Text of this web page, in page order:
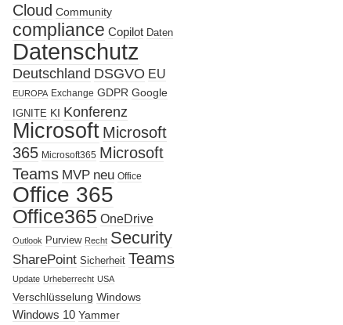
Cloud Community
compliance Copilot Daten
Datenschutz
Deutschland DSGVO EU
EUROPA Exchange GDPR Google
IGNITE KI Konferenz
Microsoft Microsoft
365 Microsoft365 Microsoft
Teams MVP neu Office
Office 365
Office365 OneDrive
Outlook Purview Recht Security
SharePoint Sicherheit Teams
Update Urheberrecht USA
Verschlüsselung Windows
Windows 10 Yammer